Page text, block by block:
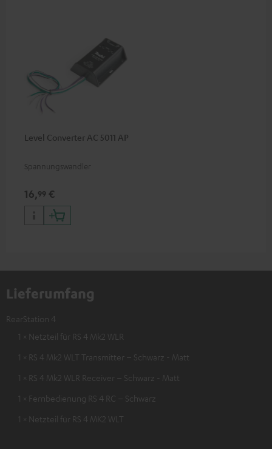
Level Converter AC 5011 AP
Spannungswandler
16,99 €
Lieferumfang
RearStation 4
1 × Netzteil für RS 4 Mk2 WLR
1 × RS 4 Mk2 WLT Transmitter – Schwarz - Matt
1 × RS 4 Mk2 WLR Receiver – Schwarz - Matt
1 × Fernbedienung RS 4 RC – Schwarz
1 × Netzteil für RS 4 MK2 WLT